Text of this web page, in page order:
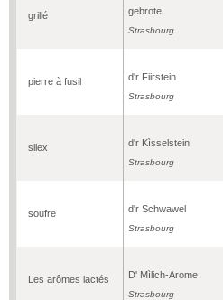
grillé gebrote
Strasbourg
pierre à fusil d'r Fiirstein
Strasbourg
silex d'r Kìsselstein
Strasbourg
soufre d'r Schwawel
Strasbourg
Les arômes lactés D' Mìlich-Arome
Strasbourg